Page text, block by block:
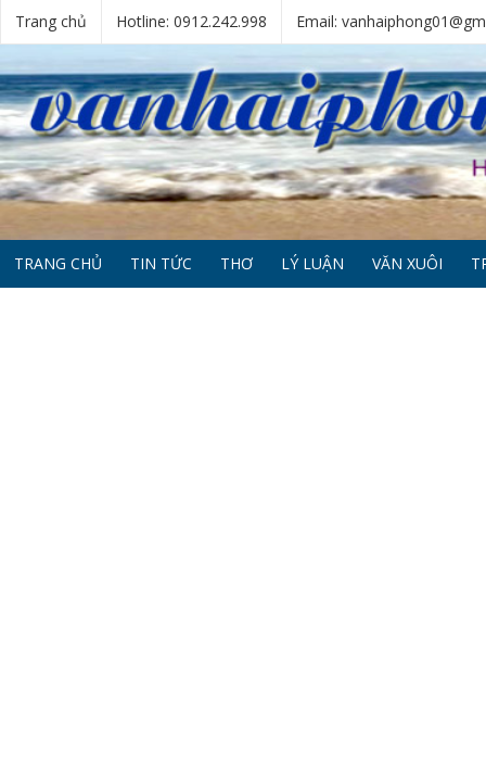
Trang chủ Hotline: 0912.242.998 Email:
TRANG CHỦ TIN TỨC THƠ LÝ LUẬN VĂN XUÔI